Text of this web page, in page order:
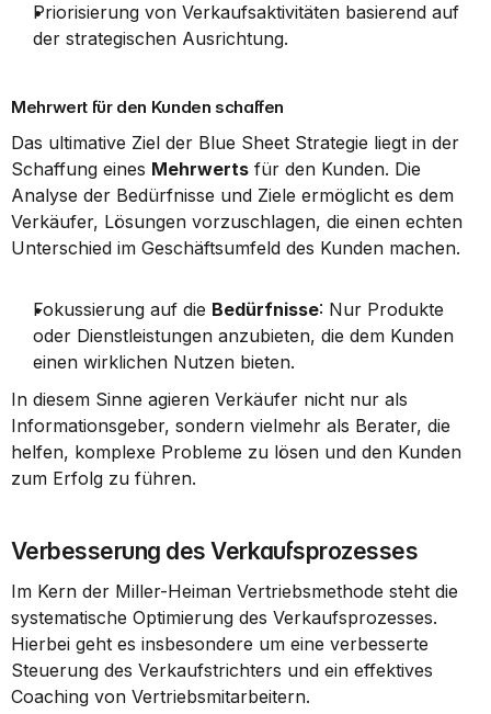
Priorisierung von Verkaufsaktivitäten basierend auf
der strategischen Ausrichtung.
Mehrwert für den Kunden schaffen
Das ultimative Ziel der Blue Sheet Strategie liegt in der
Schaffung eines Mehrwerts für den Kunden. Die
Analyse der Bedürfnisse und Ziele ermöglicht es dem
Verkäufer, Lösungen vorzuschlagen, die einen echten
Unterschied im Geschäftsumfeld des Kunden machen.
Fokussierung auf die Bedürfnisse: Nur Produkte
oder Dienstleistungen anzubieten, die dem Kunden
einen wirklichen Nutzen bieten.
In diesem Sinne agieren Verkäufer nicht nur als
Informationsgeber, sondern vielmehr als Berater, die
helfen, komplexe Probleme zu lösen und den Kunden
zum Erfolg zu führen.
Verbesserung des Verkaufsprozesses
Im Kern der Miller-Heiman Vertriebsmethode steht die
systematische Optimierung des Verkaufsprozesses.
Hierbei geht es insbesondere um eine verbesserte
Steuerung des Verkaufstrichters und ein effektives
Coaching von Vertriebsmitarbeitern.